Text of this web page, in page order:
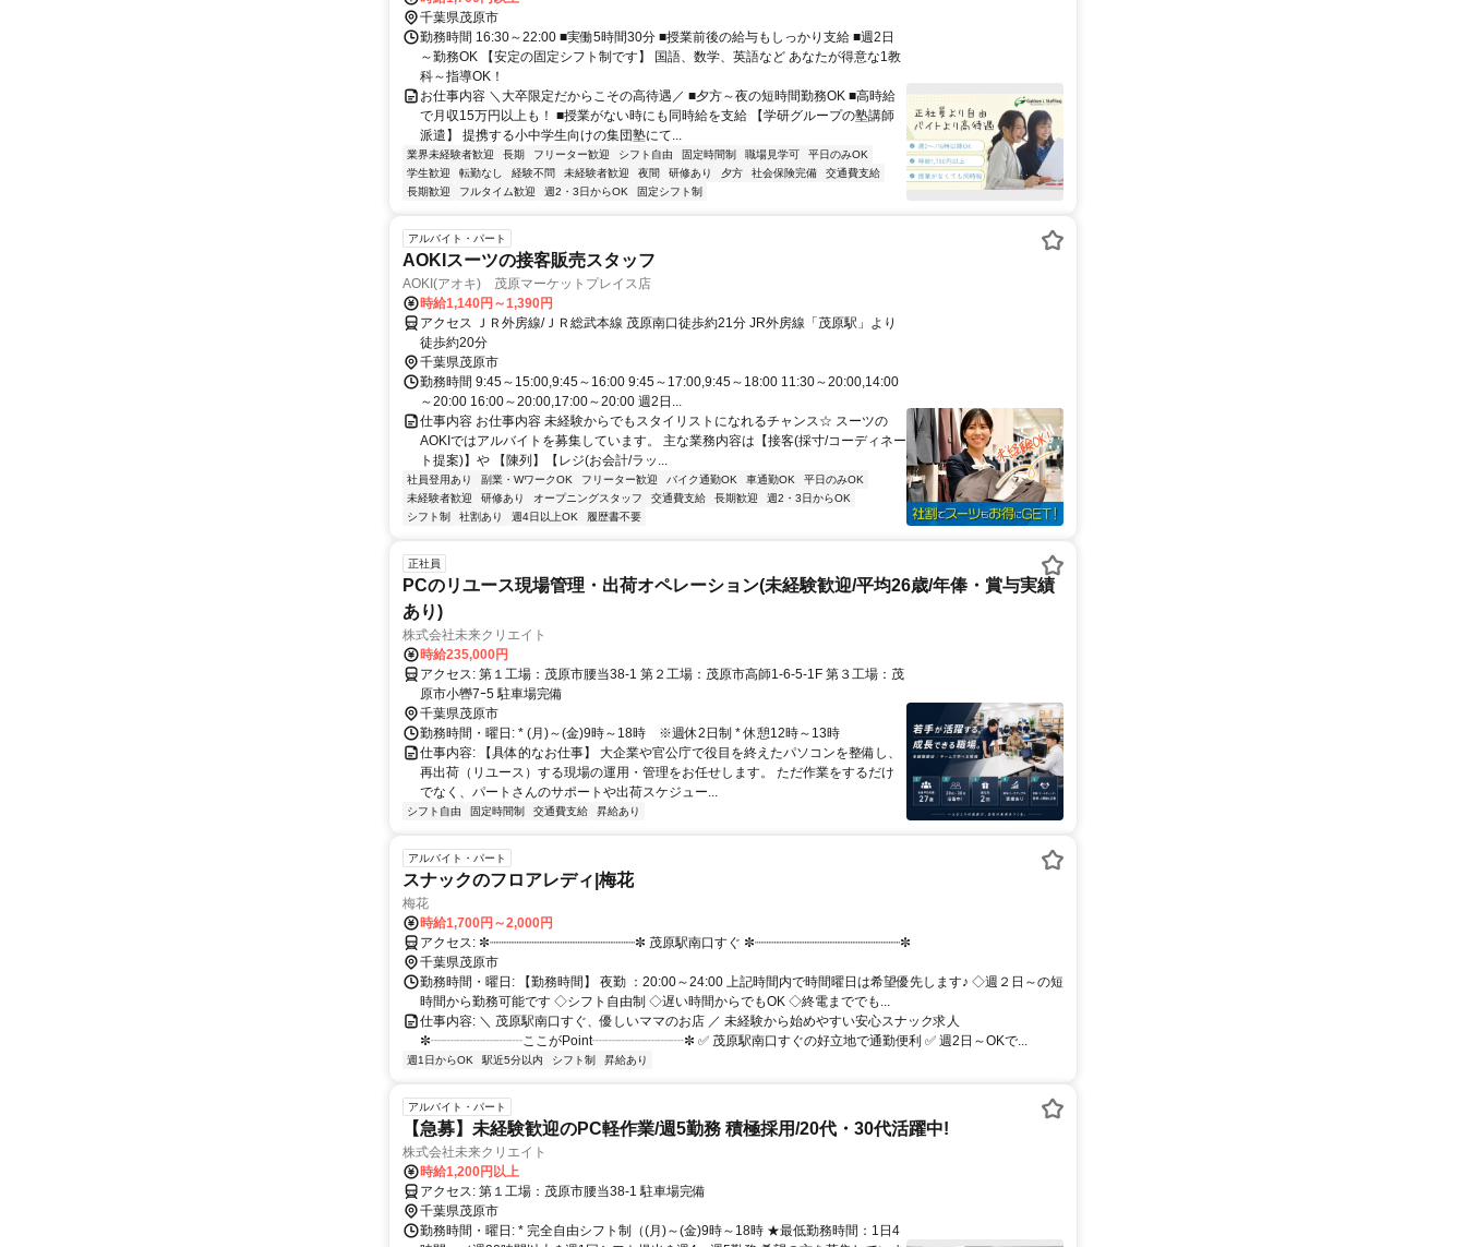
千葉県茂原市
勤務時間 16:30～22:00 ■実働5時間30分 ■授業前後の給与もしっかり支給 ■週2日
～勤務OK 【安定の固定シフト制です】 国語、数学、英語など あなたが得意な1教
科～指導OK！
お仕事内容 ＼大卒限定だからこその高待遇／ ■夕方～夜の短時間勤務OK ■高時給
で月収15万円以上も！ ■授業がない時にも同時給を支給 【学研グループの塾講師
派遣】 提携する小中学生向けの集団塾にて...
業界未経験者歓迎 長期 フリーター歓迎 シフト自由 固定時間制 職場見学可
平日のみOK
学生歓迎
転勤なし 経験不問 未経験者歓迎 夜間 研修あり 夕方 社会保険完備
交通費支給
長期歓迎
フルタイム歓迎 週2・3日からOK 固定シフト制
アルバイト・パート
AOKIスーツの接客販売スタッフ
AOKI(アオキ) 茂原マーケットプレイス店
時給1,140円～1,390円
アクセス ＪＲ外房線/ＪＲ総武本線 茂原南口徒歩約21分 JR外房線「茂原駅」より
徒歩約20分
千葉県茂原市
勤務時間 9:45～15:00,9:45～16:00 9:45～17:00,9:45～18:00 11:30～20:00,14:00
～20:00 16:00～20:00,17:00～20:00 週2日...
仕事内容 お仕事内容 未経験からでもスタイリストになれるチャンス☆ スーツの
AOKIではアルバイトを募集しています。 主な業務内容は【接客(採寸/コーディネー
ト提案)】や 【陳列】【レジ(お会計/ラッ...
社員登用あり 副業・WワークOK フリーター歓迎 バイク通勤OK 車通勤OK
平日のみOK
未経験者歓迎
研修あり オープニングスタッフ 交通費支給 長期歓迎
週2・3日からOK
シフト制
社割あり 週4日以上OK 履歴書不要
正社員
PCのリユース現場管理・出荷オペレーション(未経験歓迎/平均26歳/年俸・賞与実績
あり)
株式会社未来クリエイト
時給235,000円
アクセス: 第１工場：茂原市腰当38-1 第２工場：茂原市高師1-6-5-1F 第３工場：茂
原市小轡7ｰ5 駐車場完備
千葉県茂原市
勤務時間・曜日: * (月)～(金)9時～18時 ※週休2日制 * 休憩12時～13時
仕事内容: 【具体的なお仕事】 大企業や官公庁で役目を終えたパソコンを整備し、
再出荷（リユース）する現場の運用・管理をお任せします。 ただ作業をするだけ
でなく、パートさんのサポートや出荷スケジュー...
シフト自由 固定時間制 交通費支給 昇給あり
アルバイト・パート
スナックのフロアレディ|梅花
梅花
時給1,700円～2,000円
アクセス: ✼┈┈┈┈┈┈┈┈┈┈┈┈┈┈┈┈┈┈┈✼ 茂原駅南口すぐ ✼┈┈┈┈┈┈┈┈┈┈┈┈┈┈┈┈┈┈┈✼
千葉県茂原市
勤務時間・曜日: 【勤務時間】 夜勤 ：20:00～24:00 上記時間内で時間曜日は希望優先します♪ ◇週２日～の短
時間から勤務可能です ◇シフト自由制 ◇遅い時間からでもOK ◇終電まででも...
仕事内容: ＼ 茂原駅南口すぐ、優しいママのお店 ／ 未経験から始めやすい安心スナック求人
✼┈┈┈┈┈┈┈ここがPoint┈┈┈┈┈┈┈✼ ✅ 茂原駅南口すぐの好立地で通勤便利 ✅ 週2日～OKで...
週1日からOK 駅近5分以内 シフト制 昇給あり
アルバイト・パート
【急募】未経験歓迎のPC軽作業/週5勤務 積極採用/20代・30代活躍中!
株式会社未来クリエイト
時給1,200円以上
アクセス: 第１工場：茂原市腰当38-1 駐車場完備
千葉県茂原市
勤務時間・曜日: * 完全自由シフト制（(月)～(金)9時～18時 ★最低勤務時間：1日4